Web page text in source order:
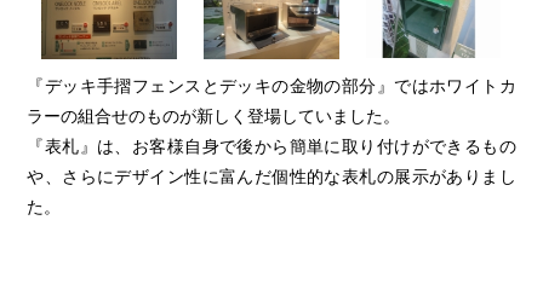
『デッキ手摺フェンスとデッキの金物の部分』ではホワイトカ
ラーの組合せのものが新しく登場していました。
『表札』は、お客様自身で後から簡単に取り付けができるもの
や、さらにデザイン性に富んだ個性的な表札の展示がありまし
た。